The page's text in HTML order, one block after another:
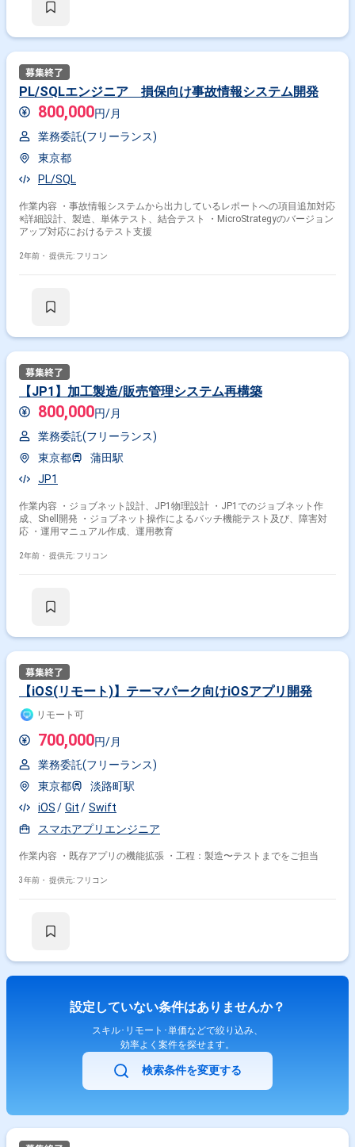
PL/SQLエンジニア 損保向け事故情報システム開発
800,000円/月
業務委託(フリーランス)
東京都
PL/SQL
作業内容 ・事故情報システムから出力しているレポートへの項目追加対応
※詳細設計、製造、単体テスト、結合テスト ・MicroStrategyのバージョン
アップ対応におけるテスト支援
2年前・ 提供元: フリコン
【JP1】加工製造/販売管理システム再構築
800,000円/月
業務委託(フリーランス)
東京都
蒲田駅
JP1
作業内容 ・ジョブネット設計、JP1物理設計 ・JP1でのジョブネット作
成、Shell開発 ・ジョブネット操作によるバッチ機能テスト及び、障害対
応 ・運用マニュアル作成、運用教育
2年前・ 提供元: フリコン
【iOS(リモート)】テーマパーク向けiOSアプリ開発
リモート可
700,000円/月
業務委託(フリーランス)
東京都
淡路町駅
iOS
Git
Swift
スマホアプリエンジニア
作業内容 ・既存アプリの機能拡張 ・工程：製造〜テストまでをご担当
3年前・ 提供元: フリコン
設定していない条件はありませんか？
スキル･リモート･単価などで絞り込み、
効率よく案件を探せます。
検索条件を変更する